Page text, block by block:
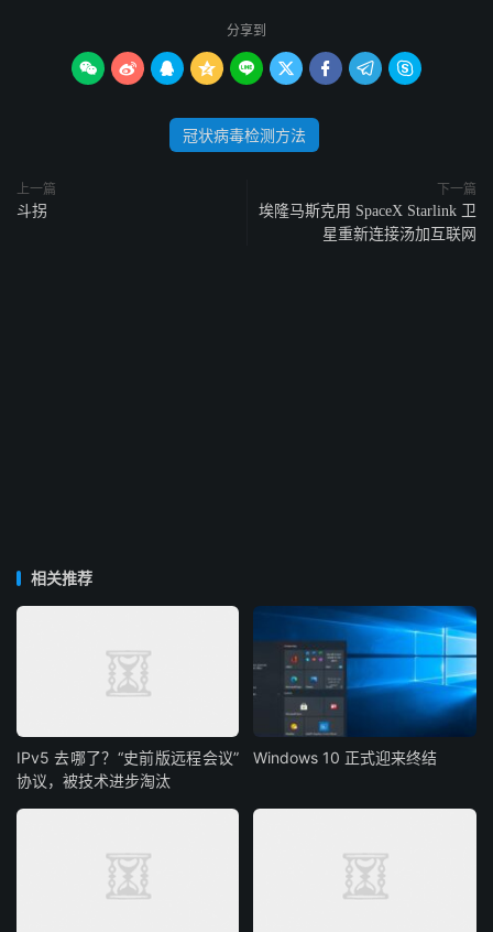
分享到
        
冠状病毒检测方法
上一篇
斗拐
下一篇
埃隆马斯克用 SpaceX Starlink 卫
星重新连接汤加互联网
相关推荐
IPv5 去哪了？“史前版远程会议”
协议，被技术进步淘汰
Windows 10 正式迎来终结